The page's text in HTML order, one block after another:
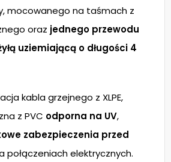
mocowanego na taśmach z
oraz jednego przewodu
uziemiającą o długości 4
kabla grzejnego z XLPE,
z PVC odporna na UV,
zabezpieczenia przed
połączeniach elektrycznych.